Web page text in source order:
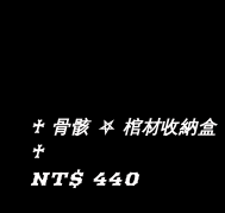
♰ 骨骸 ⛧ 棺材收納盒
♰
Regular
NT$ 440